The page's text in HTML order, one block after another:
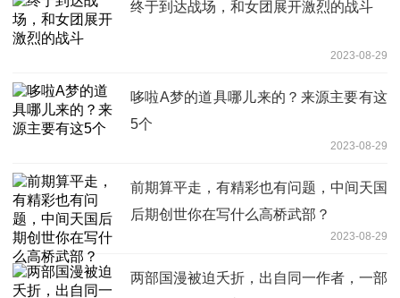
终于到达战场，和女团展开激烈的战斗
2023-08-29
哆啦A梦的道具哪儿来的？来源主要有这
5个
2023-08-29
前期算平走，有精彩也有问题，中间天国
后期创世你在写什么高桥武部？
2023-08-29
两部国漫被迫夭折，出自同一作者，一部